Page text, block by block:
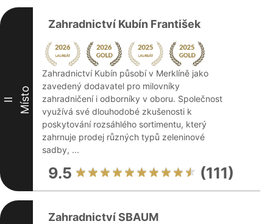
II Místo
Zahradnictví Kubín František
Zahradnictví Kubín působí v Merklíně jako
zavedený dodavatel pro milovníky
zahradničení i odborníky v oboru. Společnost
využívá své dlouhodobé zkušenosti k
poskytování rozsáhlého sortimentu, který
zahrnuje prodej různých typů zeleninové
sadby, ...
9.5 (111)
Zahradnictví SBAUM